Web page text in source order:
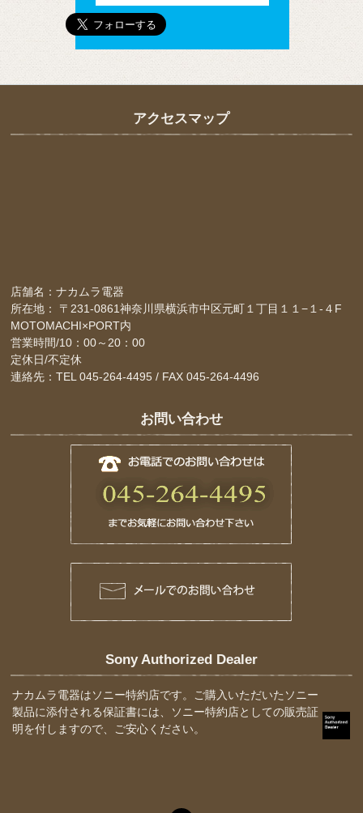
アクセスマップ
店舗名：ナカムラ電器
所在地： 〒231-0861神奈川県横浜市中区元町１丁目１１−１-４F
MOTOMACHI×PORT内
営業時間/10：00～20：00
定休日/不定休
連絡先：TEL 045-264-4495 / FAX 045-264-4496
お問い合わせ
Sony Authorized Dealer
ナカムラ電器はソニー特約店です。ご購入いただいたソニー
製品に添付される保証書には、ソニー特約店としての販売証
明を付しますので、ご安心ください。